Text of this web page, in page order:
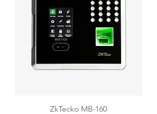
ZkTecko MB-160